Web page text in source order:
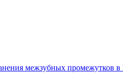
межзубных промежутков